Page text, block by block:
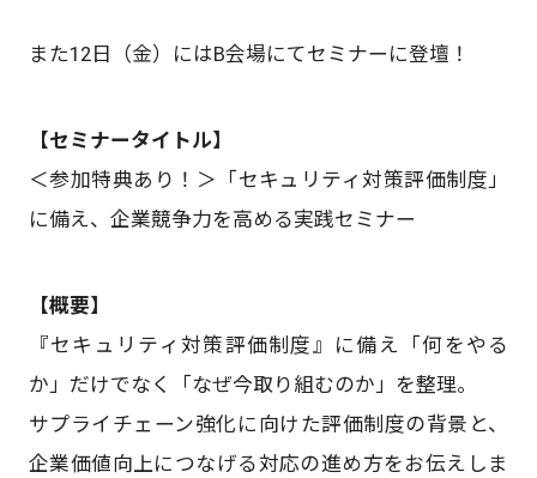
また12日（金）にはB会場にてセミナーに登壇！
【セミナータイトル】
＜参加特典あり！＞「セキュリティ対策評価制度」
に備え、企業競争力を高める実践セミナー
【概要】
『セキュリティ対策評価制度』に備え「何をやる
か」だけでなく「なぜ今取り組むのか」を整理。
サプライチェーン強化に向けた評価制度の背景と、
企業価値向上につなげる対応の進め方をお伝えしま